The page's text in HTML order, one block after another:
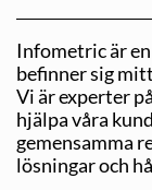
Infometric är
befinner sig
Vi är experter
hjälpa våra
gemensamma
lösningar och